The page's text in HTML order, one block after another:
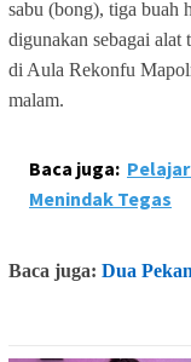
sabu (bong), tiga buah
digunakan sebagai alat
di Aula Rekonfu
malam.
Baca juga:
Menindak Tegas
Baca juga: Dua